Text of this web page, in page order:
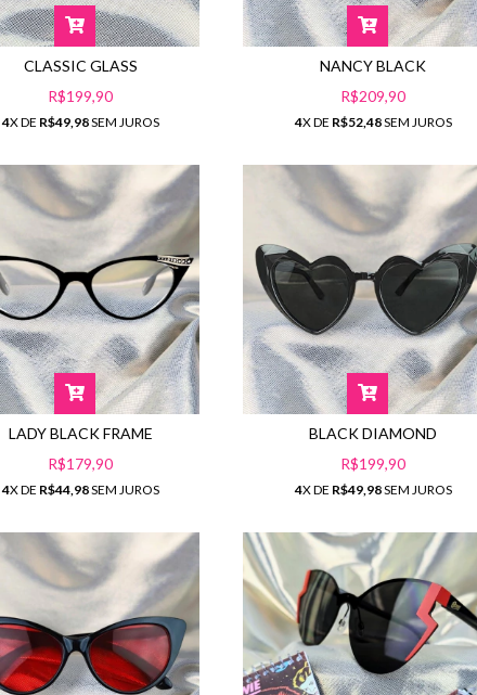
CLASSIC GLASS
R$199,90
4X DE R$49,98SEM JUROS
NANCY BLACK
R$209,90
4X DE R$52,48SEM JUROS
LADY BLACK FRAME
R$179,90
4X DE R$44,98SEM JUROS
BLACK DIAMOND
R$199,90
4X DE R$49,98SEM JUROS